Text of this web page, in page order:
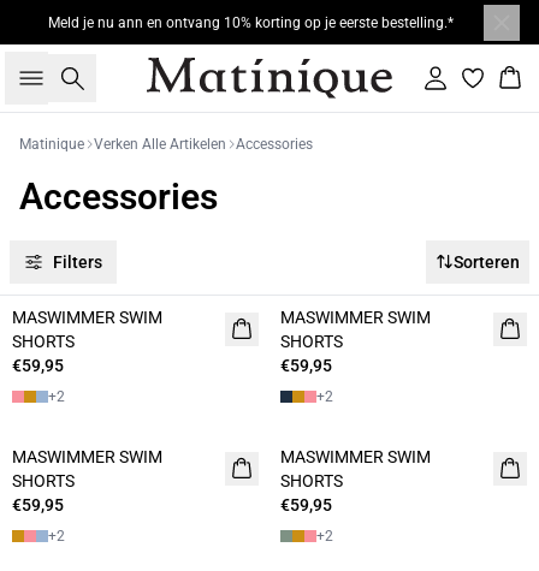
Meld je nu ann en ontvang 10% korting op je eerste bestelling.*
Zoeken Inloggen
Matinique Verken Alle Artikelen Accessories
Accessories
Filters Sorteren
NIEUW
2 FOR 120
MASWIMMER SWIM
SHORTS
€59,95
+2
NIEUW
2 FOR 120
MASWIMMER SWIM
SHORTS
€59,95
+2
2 FOR 120
MASWIMMER SWIM
SHORTS
€59,95
+2
2 FOR 120
MASWIMMER SWIM
SHORTS
€59,95
+2